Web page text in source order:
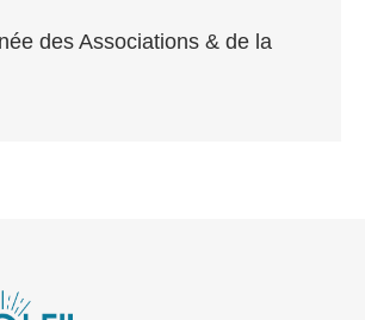
des Associations & de la